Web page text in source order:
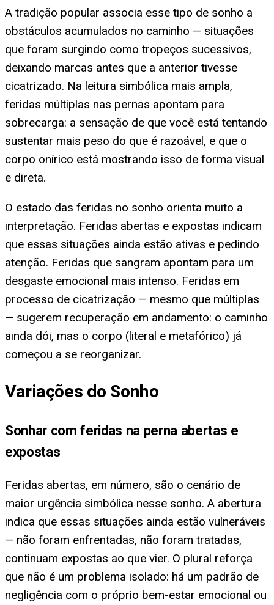
A tradição popular associa esse tipo de sonho a
obstáculos acumulados no caminho — situações
que foram surgindo como tropeços sucessivos,
deixando marcas antes que a anterior tivesse
cicatrizado. Na leitura simbólica mais ampla,
feridas múltiplas nas pernas apontam para
sobrecarga: a sensação de que você está tentando
sustentar mais peso do que é razoável, e que o
corpo onírico está mostrando isso de forma visual
e direta.
O estado das feridas no sonho orienta muito a
interpretação. Feridas abertas e expostas indicam
que essas situações ainda estão ativas e pedindo
atenção. Feridas que sangram apontam para um
desgaste emocional mais intenso. Feridas em
processo de cicatrização — mesmo que múltiplas
— sugerem recuperação em andamento: o caminho
ainda dói, mas o corpo (literal e metafórico) já
começou a se reorganizar.
Variações do Sonho
Sonhar com feridas na perna abertas e
expostas
Feridas abertas, em número, são o cenário de
maior urgência simbólica nesse sonho. A abertura
indica que essas situações ainda estão vulneráveis
— não foram enfrentadas, não foram tratadas,
continuam expostas ao que vier. O plural reforça
que não é um problema isolado: há um padrão de
negligência com o próprio bem-estar emocional ou